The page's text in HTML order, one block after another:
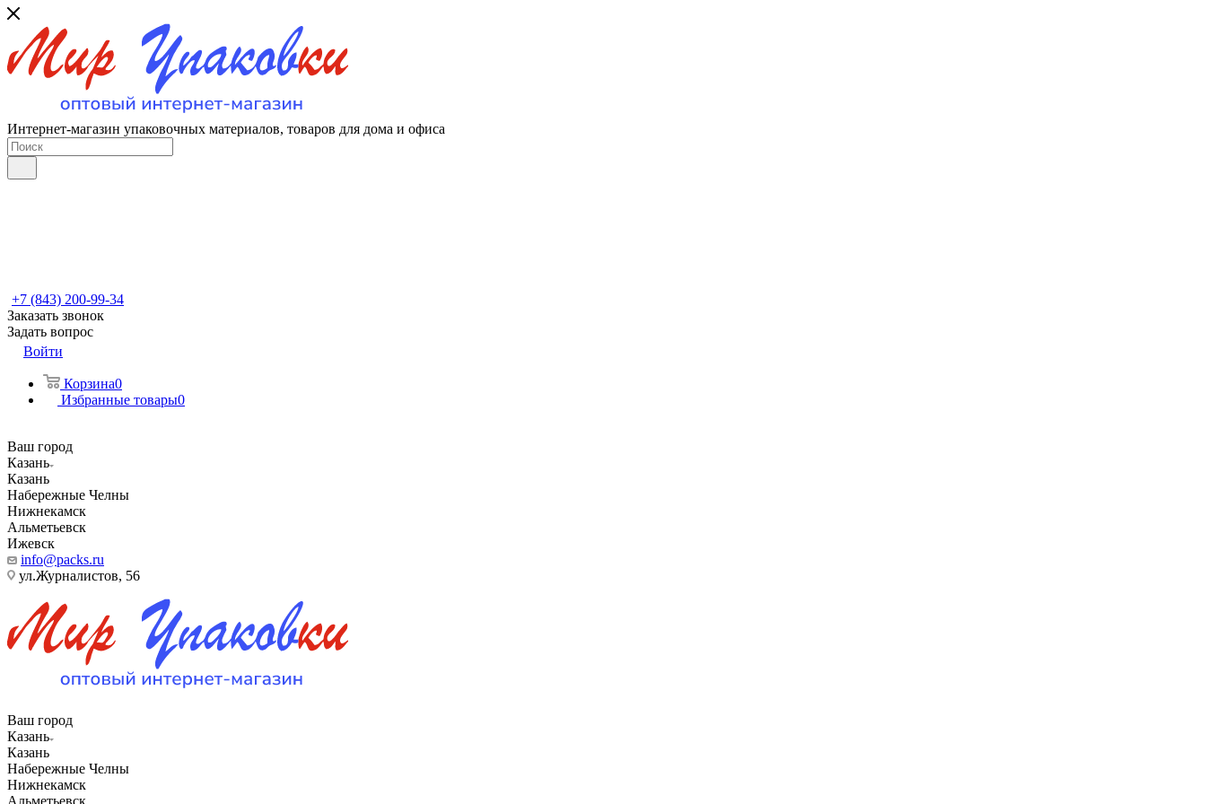
Интернет-магазин упаковочных материалов, товаров для дома и офиса
+7 (843) 200-99-34
Заказать звонок
Задать вопрос
Войти
Корзина0
Избранные товары0
Ваш город
Казань
Казань
Набережные Челны
Нижнекамск
Альметьевск
Ижевск
info@packs.ru
ул.Журналистов, 56
Ваш город
Казань
Казань
Набережные Челны
Нижнекамск
Альметьевск